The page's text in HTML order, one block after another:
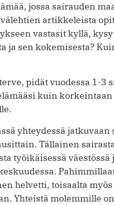
jossa sairauden
artikkeleista
vastasit kyllä,
ja sen kokemisesta?
pidät vuodessa 1-3
kuin korkeintaan
yhteydessä jatkuvaan
Tällainen
työikäisessä väestössä
helvetti, toisaalta
Yhteistä molemmille